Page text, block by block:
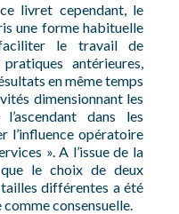
livret cependant, le
une forme habituelle
le travail de
antérieures,
en même temps
dimensionnant les
dans les
l’influence opératoire
». A l’issue de la
le choix de deux
différentes a été
comme consensuelle.